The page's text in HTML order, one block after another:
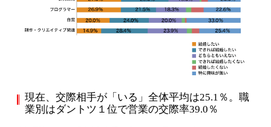
現在、交際相手が「いる」全体平均は25.1％。職
業別はダントツ１位で営業の交際率39.0％